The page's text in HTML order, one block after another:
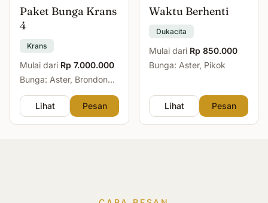
Paket Bunga Krans
4
Krans
Mulai dari Rp 7.000.000
Bunga: Aster, Brondong,
Lihat
Pesan
Waktu Berhenti
Dukacita
Mulai dari Rp 850.000
Bunga: Aster, Pikok
Lihat Pesan